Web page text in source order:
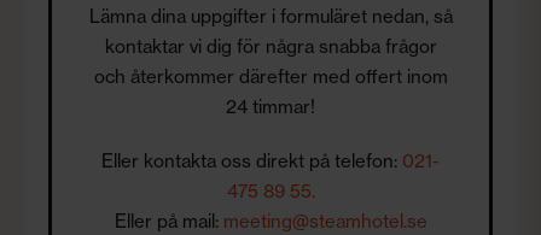
Lämna dina uppgifter i formuläret nedan, så
kontaktar vi dig för några snabba frågor
och återkommer därefter med offert inom
24 timmar!
Eller kontakta oss direkt på telefon: 021-
475 89 55.
Eller på mail: meeting@steamhotel.se